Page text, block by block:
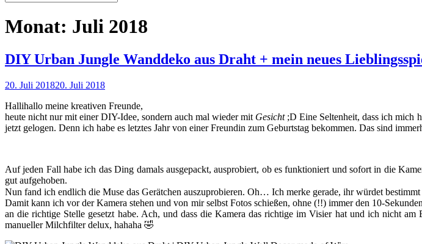
Monat: Juli 2018
DIY Urban Jungle Wanddeko aus Draht + mein neues
20. Juli 201820. Juli 2018
Hallihallo meine kreativen Freunde,
heute nicht nur mit einer DIY-Idee, sondern auch mal wieder mit Gesicht;D Eine Seltenheit, dass ich mich
jetzt gelogen. Denn ich habe es letztes Jahr von einer Freundin zum Geburtstag bekommen. Das sind
Auf jeden Fall habe ich das Ding damals ausgepackt, ausprobiert, ob es funktioniert und sofort in die
gut aufgehoben.
Nun fand ich endlich die Muse das Gerätchen auszuprobieren. Oh… Ich merke gerade, ihr würdet bestimmt
Damit kann ich vor der Kamera stehen und von mir selbst Fotos schießen, ohne (!!) immer den 10-
an die richtige Stelle gesetzt habe. Ach, und dass die Kamera das richtige im Visier hat und ich nicht
manueller Milchfilter delux, hahaha 🤣